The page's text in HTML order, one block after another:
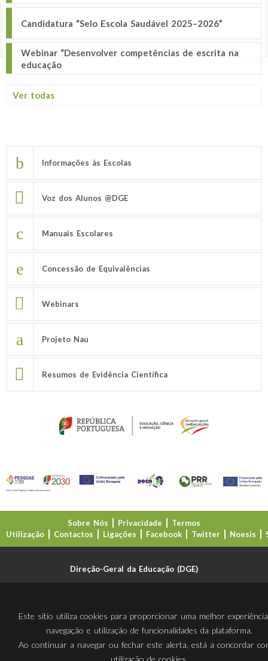
Candidatura “Selo Escola Saudável 2025–2026”
Webinar “Desenvolver competências de escrita na
educação
Ver todas
Informações às Escolas
Voz dos Alunos @DGE
Manuais Escolares
Concessão de Equivalências
Webinars
Projeto Nau
Resumos de Evidência Científica
Sobre Nós Privacidade
Termos
Utilização
Contactos Ligações Facebook Twitter Noesis
Direção-Geral da Educação (DGE)
Este sítio utiliza cookies para proporcionar uma melhor
navegação e utilização de funcionalidades da plataforma.
Ao continuar a navegar ou fechar este alerta, está a concordar
utilização de cookies.